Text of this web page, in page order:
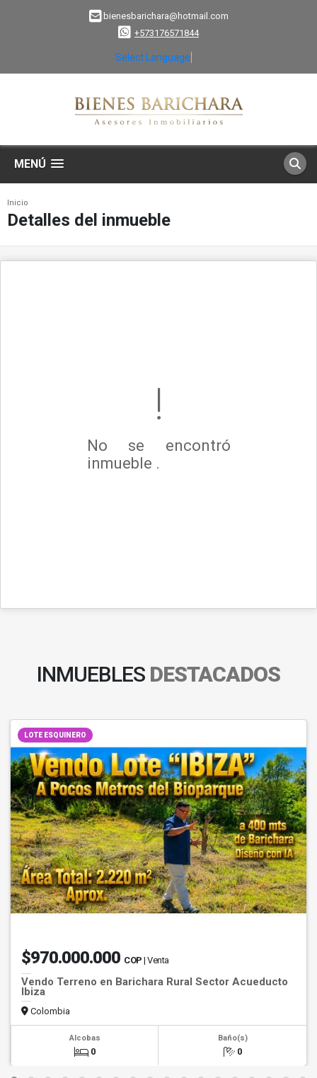
bienesbarichara@hotmail.com
+573176571844
Select Language
MENÚ
Inicio
Detalles del inmueble
No se encontró
inmueble .
INMUEBLES DESTACADOS
LOTE ESQUINERO
$970.000.000 COP | Venta
Vendo Terreno en Barichara Rural Sector Acueducto
Ibiza
Colombia
Alcobas
0
Baño(s)
0